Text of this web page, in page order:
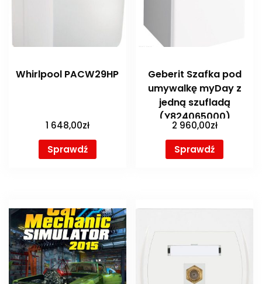
Whirlpool PACW29HP
1 648,00zł
Sprawdź
Geberit Szafka pod
umywalkę myDay z
jedną szufladą
(Y824065000)
2 960,00zł
Sprawdź